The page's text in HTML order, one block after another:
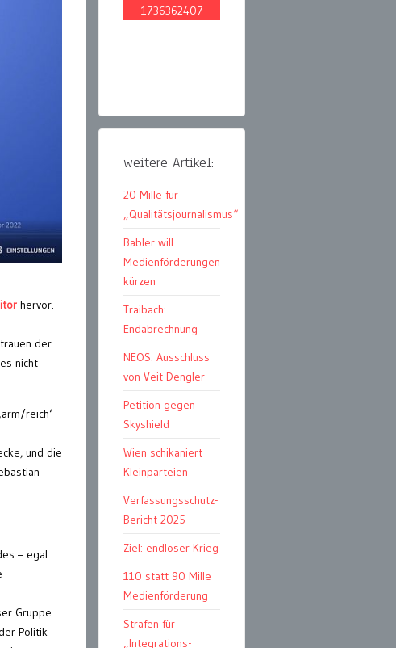
hervor.
der
nicht
reich‘
und die
– egal
Gruppe
Politik
1736362407
weitere Artikel:
20 Mille für
„Qualitätsjournalismus“
Babler will
Medienförderungen
kürzen
Traibach:
Endabrechnung
NEOS: Ausschluss
von Veit Dengler
Petition gegen
Skyshield
Wien schikaniert
Kleinparteien
Verfassungsschutz-
Bericht 2025
Ziel: endloser Krieg
110 statt 90 Mille
Medienförderung
Strafen für
„Integrations-